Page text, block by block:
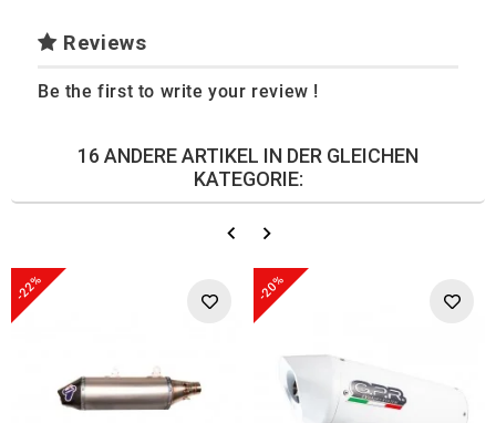
Reviews
Be the first to write your review !
16 ANDERE ARTIKEL IN DER GLEICHEN
KATEGORIE:
-22% -20%